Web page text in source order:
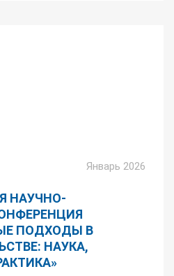
Январь 2026
НАУЧНО-
ПОДХОДЫ В
НАУКА,